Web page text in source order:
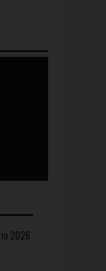
2026